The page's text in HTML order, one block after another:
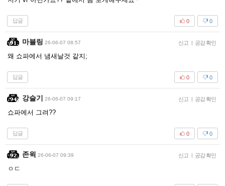
답글 0
0
마블링 26-06-07 08:57 신고 | 공감 확인
왜 쇼파에서 냄새날것 같지;
답글 0
0
강슬기 26-06-07 09:17 신고 | 공감 확인
쇼파에서 그려??
답글 0
0
존윅 26-06-07 09:39 신고 | 공감 확인
ㅇㄷ